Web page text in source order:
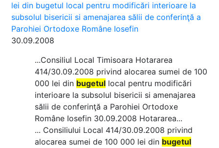
lei din bugetul local pentru modificări interioare la
subsolul bisericii si amenajarea sălii de conferinţă a
Parohiei Ortodoxe Române Iosefin
30.09.2008
...Consiliul Local Timisoara Hotararea
414/30.09.2008 privind alocarea sumei de 100
000 lei din bugetul local pentru modificări
interioare la subsolul bisericii si amenajarea
sălii de conferinţă a Parohiei Ortodoxe
Române Iosefin 30.09.2008 Hotararea...
... Consiliului Local 414/30.09.2008 privind
alocarea sumei de 100 000 lei din bugetul